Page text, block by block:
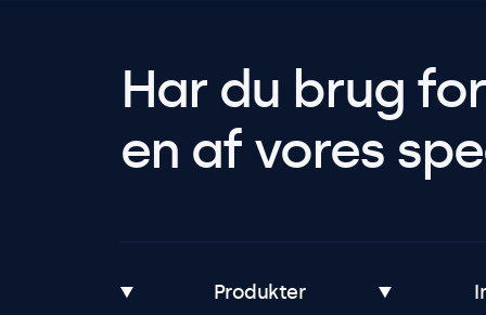
Har du brug
en af vores
Produkter